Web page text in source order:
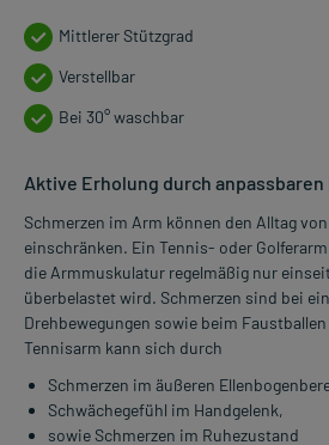
Mittlerer Stützgrad
Verstellbar
Bei 30° waschbar
Aktive Erholung durch anpassbaren
Schmerzen im Arm können den Alltag
einschränken. Ein Tennis- oder
die Armmuskulatur regelmäßig nur
überbelastet wird. Schmerzen sind bei
Drehbewegungen sowie beim
Tennisarm kann sich durch
Schmerzen im äußeren
Schwächegefühl im Handgelenk,
sowie Schmerzen im Ruhezustand